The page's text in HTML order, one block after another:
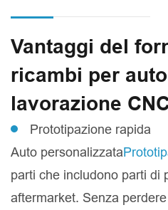
Vantaggi del
ricambi per
lavorazione
Prototipazione rapida
Auto personalizzata
parti che includono parti di
aftermarket. Senza